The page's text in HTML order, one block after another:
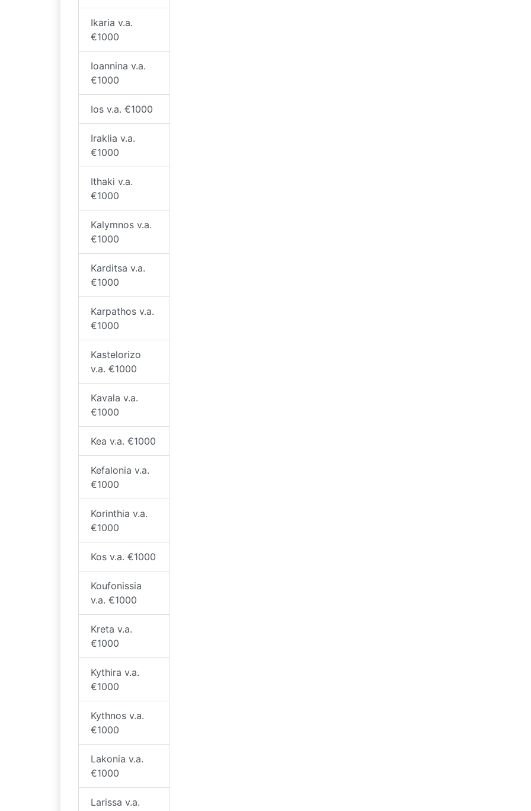
Ikaria v.a.
€1000
Ioannina v.a.
€1000
Ios v.a. €1000
Iraklia v.a.
€1000
Ithaki v.a.
€1000
Kalymnos v.a.
€1000
Karditsa v.a.
€1000
Karpathos v.a.
€1000
Kastelorizo
v.a. €1000
Kavala v.a.
€1000
Kea v.a. €1000
Kefalonia v.a.
€1000
Korinthia v.a.
€1000
Kos v.a. €1000
Koufonissia
v.a. €1000
Kreta v.a.
€1000
Kythira v.a.
€1000
Kythnos v.a.
€1000
Lakonia v.a.
€1000
Larissa v.a.